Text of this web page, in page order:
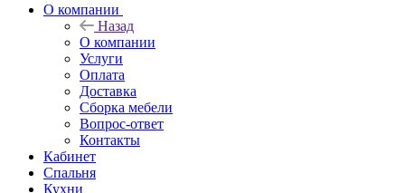
О компании
Назад
О компании
Услуги
Оплата
Доставка
Сборка мебели
Вопрос-ответ
Контакты
Кабинет
Спальня
Кухни